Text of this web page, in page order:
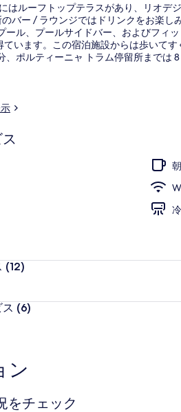
はルーフトップテラスがあり、リオデ
バー / ラウンジではドリンクをお楽
ール、プールサイドバー、およびフィ
います。この宿泊施設からは歩いて
、ポルティーニャ トラム停留所までは 8
(12)
(6)
ン
をチェック